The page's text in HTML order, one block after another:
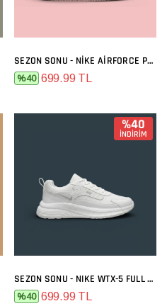
SEZON SONU - NIKE AIRFORCE PREMIUM GRI MELO
%40 699.99 TL
%40
İNDİRİM
SEZON SONU - NIKE WTX-5 FULL BEYAZ
%40 699.99 TL